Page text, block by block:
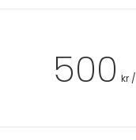
500 kr